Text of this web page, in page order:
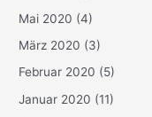
Mai 2020 (4)
März 2020 (3)
Februar 2020 (5)
Januar 2020 (11)